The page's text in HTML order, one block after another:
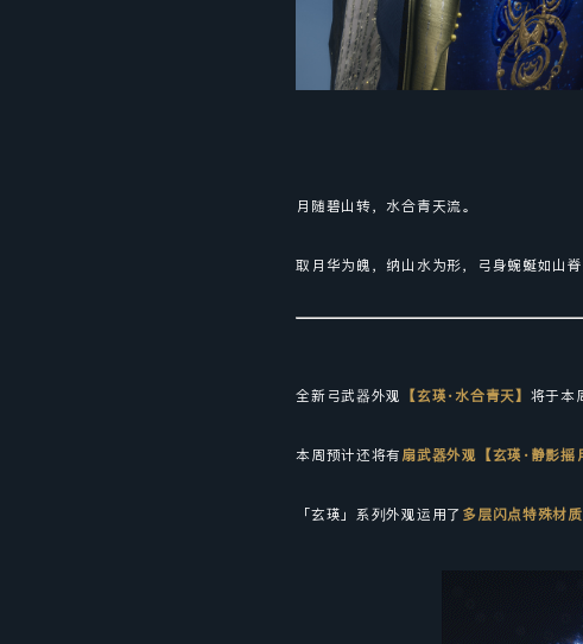
月随碧山转，水合青天流。
取月华为魄，纳山水为形，弓身蜿蜒如山
全新弓武器外观 【玄瑛·水合青天】 将于本
本周预计还将有 扇武器外观 【玄瑛·静影摇
「玄瑛」系列外观运用了 多层闪点特殊材质